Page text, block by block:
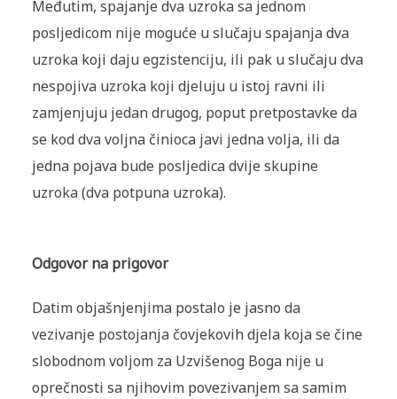
Međutim, spajanje dva uzroka sa jednom
posljedicom nije moguće u slučaju spajanja dva
uzroka koji daju egzistenciju, ili pak u slučaju dva
nespojiva uzroka koji djeluju u istoj ravni ili
zamjenjuju jedan drugog, poput pretpostavke da
se kod dva voljna činioca javi jedna volja, ili da
jedna pojava bude posljedica dvije skupine
uzroka (dva potpuna uzroka).
Odgovor na prigovor
Datim objašnjenjima postalo je jasno da
vezivanje postojanja čovjekovih djela koja se čine
slobodnom voljom za Uzvišenog Boga nije u
oprečnosti sa njihovim povezivanjem sa samim